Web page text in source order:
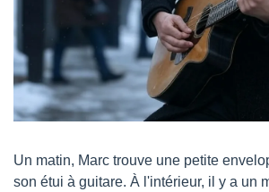
Un matin, Marc trouve une petite
son étui à guitare. À l'intérieur, il y a un